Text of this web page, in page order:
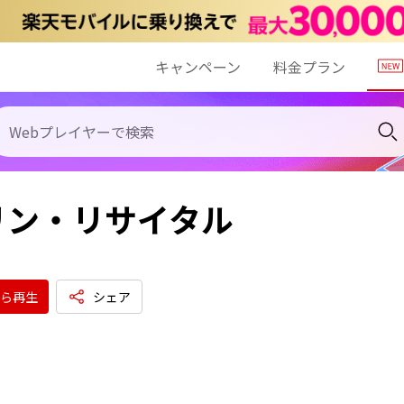
キャンペーン 料金プラン
・リサイタル
再生 シェア